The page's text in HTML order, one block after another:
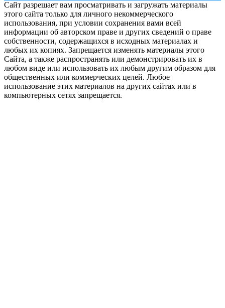
Сайт разрешает вам просматривать и загружать материалы
этого сайта только для личного некоммерческого
использования, при условии сохранения вами всей
информации об авторском праве и других сведений о праве
собственности, содержащихся в исходных материалах и
любых их копиях. Запрещается изменять материалы этого
Сайта, а также распространять или демонстрировать их в
любом виде или использовать их любым другим образом для
общественных или коммерческих целей. Любое
использование этих материалов на других сайтах или в
компьютерных сетях запрещается.